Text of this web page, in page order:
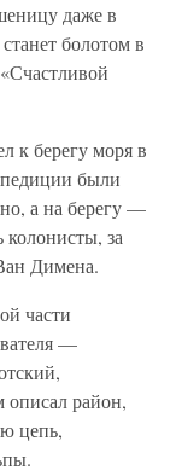
даже в
болотом в
к берегу моря в
были
а на берегу —
колонисты, за
Димена.
части
—
район,
цепь,